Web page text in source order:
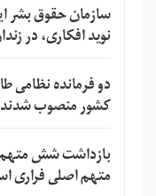
سازمان حقوق بشر
نوید افکاری، در
دو فرمانده نظامی
کشور منصوب شدند
بازداشت شش
متهم اصلی فراری